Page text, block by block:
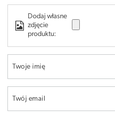
Dodaj własne
zdjęcie
produktu:
Twoje imię
Twój email